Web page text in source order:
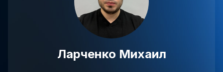
Ларченко Михаил